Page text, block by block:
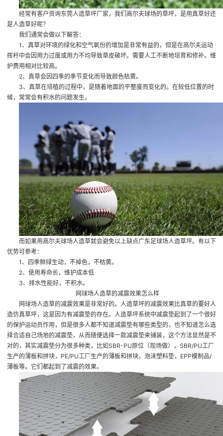
经常有客户资询东莞人造草坪厂家 ，我们高尔夫球场的草坪，是用真草好还
是人造草好呢？
我们通常会做以下解答：
1、真草对环境的绿化和空气氧份的增加是非常有益的，但是在高尔夫运动
挥杆中会因用力过度或用力不均导致草皮破坏。需要人工不断地培育和修补。维
护费用相对比较高。
2、真草会因四季的季节变化而导致颜色枯黄。
3、真草在培植的过程中，是随着地面的平整度而变化的。在较低位置的时
候，常常会有积水的问题发生。
而如果用高尔夫球场人造草就会避免以上缺点广东足球场人造草坪。有以下
优势可参考：
1、四季鲜绿生动，不掉色，不枯黄。
2、使用寿命长，维护成本低
3、排水性能好，不积水。
网球场人造草的减震效果怎么样
网球场人造草的减震效果是非常好的。人造草坪的减震效果比真草的要好人
造仿真草坪，这是因为有减震垫的存在。人造草坪系统中减震垫起到了一个很好
的保护运动员作用，但是很多人都不知道减震垫有哪些类型的，也不知道怎么选
择合适自己场地的减震垫，从而随便选择一款减震垫来铺装，这个方法显然是不
对的，其实减震垫分为很多种类，比如SBR-PU原位（现场做），SBR/PU工厂
生产的薄板和拼块，PE/PU工厂生产的薄板和拼块，泡沫塑料垫，EPP模制品/
薄板等。它们都起到了减震的效果。